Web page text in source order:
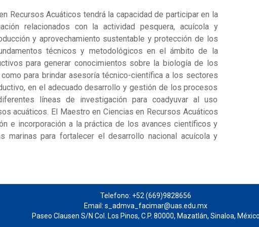
Recursos Acuáticos tendrá la capacidad de participar en la
relacionados con la actividad pesquera, acuícola y
y aprovechamiento sustentable y protección de los
técnicos y metodológicos en el ámbito de la
para generar conocimientos sobre la biología de los
para brindar asesoría técnico-científica a los sectores
en el adecuado desarrollo y gestión de los procesos
líneas de investigación para coadyuvar al uso
acuáticos. El Maestro en Ciencias en Recursos Acuáticos
e incorporación a la práctica de los avances científicos y
marinas para fortalecer el desarrollo nacional acuícola y
Telefono: +52 (669)9828656
Email: s_admva_facimar@uas.edu.mx
Paseo Clausen S/N Col. Los Pinos, C.P. 80000, Mazatlán, Sinaloa,